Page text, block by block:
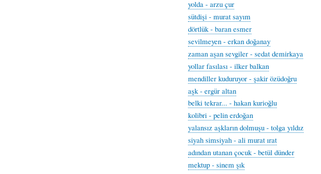
yolda - arzu çur
sütdişi - murat sayım
dörtlük - baran esmer
sevilmeyen - erkan doğanay
zaman aşan sevgiler - sedat demirkaya
yollar fasılası - ilker balkan
mendiller kuduruyor - şakir özüdoğru
aşk - ergür altan
belki tekrar... - hakan kurioğlu
kolibri - pelin erdoğan
yalansız aşkların dolmuşu - tolga yıldız
siyah simsiyah - ali murat ırat
adından utanan çocuk - betül dünder
mektup - sinem şık